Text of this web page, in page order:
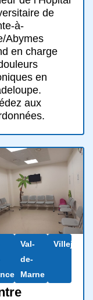
de
à-
Abymes
en charge
en
aux
Val-
de-
Marne
Villejuif